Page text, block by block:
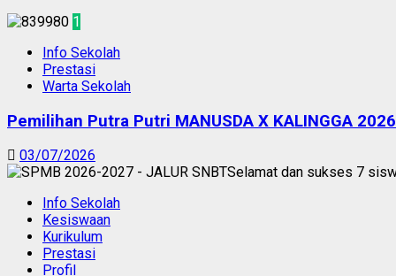
1
Info Sekolah
Prestasi
Warta Sekolah
Pemilihan Putra Putri MANUSDA X KALINGGA 2026
03/07/2026
Info Sekolah
Kesiswaan
Kurikulum
Prestasi
Profil